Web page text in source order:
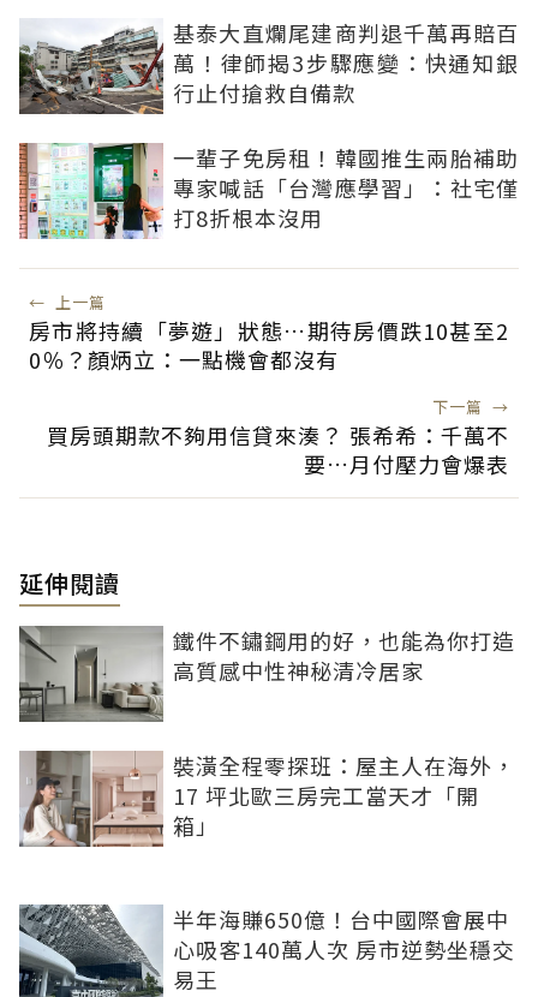
基泰大直爛尾建商判退千萬再賠百
萬！律師揭3步驟應變：快通知銀
行止付搶救自備款
一輩子免房租！韓國推生兩胎補助
專家喊話「台灣應學習」：社宅僅
打8折根本沒用
← 上一篇
房市將持續「夢遊」狀態…期待房價跌10甚至2
0％？顏炳立：一點機會都沒有
下一篇 →
買房頭期款不夠用信貸來湊？ 張希希：千萬不
要…月付壓力會爆表
延伸閱讀
鐵件不鏽鋼用的好，也能為你打造
高質感中性神秘清冷居家
裝潢全程零探班：屋主人在海外，
17 坪北歐三房完工當天才「開
箱」
半年海賺650億！台中國際會展中
心吸客140萬人次 房市逆勢坐穩交
易王